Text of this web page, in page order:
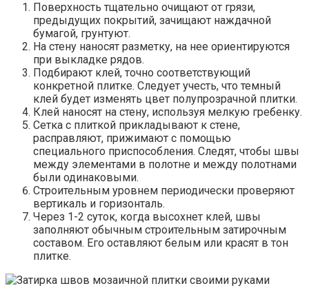
Поверхность тщательно очищают от грязи,
предыдущих покрытий, зачищают наждачной
бумагой, грунтуют.
На стену наносят разметку, на нее ориентируются
при выкладке рядов.
Подбирают клей, точно соответствующий
конкретной плитке. Следует учесть, что темный
клей будет изменять цвет полупрозрачной плитки.
Клей наносят на стену, используя мелкую гребенку.
Сетка с плиткой прикладывают к стене,
расправляют, прижимают с помощью
специального приспособления. Следят, чтобы швы
между элементами в полотне и между полотнами
были одинаковыми.
Строительным уровнем периодически проверяют
вертикаль и горизонталь.
Через 1-2 суток, когда высохнет клей, швы
заполняют обычным строительным затирочным
составом. Его оставляют белым или красят в тон
плитке.